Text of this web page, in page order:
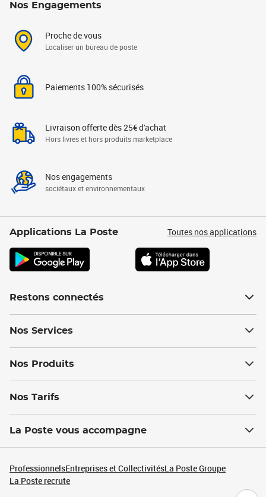
Nos Engagements
Proche de vous
Localiser un bureau de poste
Paiements 100% sécurisés
Livraison offerte dès 25€ d'achat
Hors livres et hors produits marketplace
Nos engagements
sociétaux et environnementaux
Applications La Poste Toutes nos applications
Restons connectés
Nos Services
Nos Produits
Nos Tarifs
La Poste vous accompagne
ProfessionnelsEntreprises et CollectivitésLa Poste Groupe
La Poste recrute